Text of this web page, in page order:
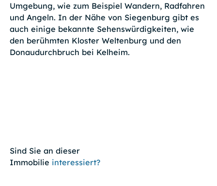
Umgebung, wie zum Beispiel Wandern, Radfahren
und Angeln. In der Nähe von Siegenburg gibt es
auch einige bekannte Sehenswürdigkeiten, wie
den berühmten Kloster Weltenburg und den
Donaudurchbruch bei Kelheim.
Sind Sie an dieser
Immobilie interessiert?